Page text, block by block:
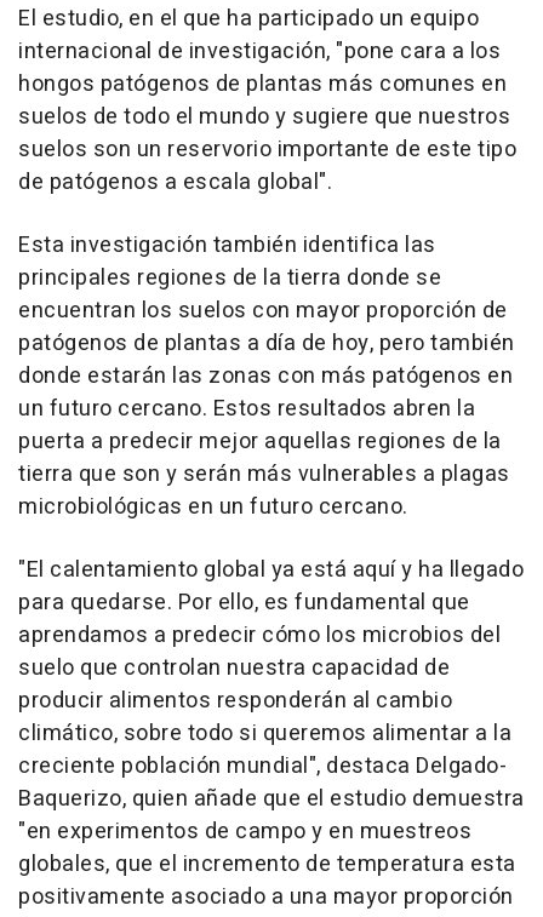
El estudio, en el que ha participado un equipo
internacional de investigación, "pone cara a los
hongos patógenos de plantas más comunes en
suelos de todo el mundo y sugiere que nuestros
suelos son un reservorio importante de este tipo
de patógenos a escala global".
Esta investigación también identifica las
principales regiones de la tierra donde se
encuentran los suelos con mayor proporción de
patógenos de plantas a día de hoy, pero también
donde estarán las zonas con más patógenos en
un futuro cercano. Estos resultados abren la
puerta a predecir mejor aquellas regiones de la
tierra que son y serán más vulnerables a plagas
microbiológicas en un futuro cercano.
"El calentamiento global ya está aquí y ha llegado
para quedarse. Por ello, es fundamental que
aprendamos a predecir cómo los microbios del
suelo que controlan nuestra capacidad de
producir alimentos responderán al cambio
climático, sobre todo si queremos alimentar a la
creciente población mundial", destaca Delgado-
Baquerizo, quien añade que el estudio demuestra
"en experimentos de campo y en muestreos
globales, que el incremento de temperatura esta
positivamente asociado a una mayor proporción